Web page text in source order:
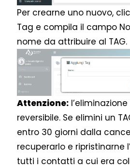
Per crearne uno nuovo,
Tag e compila il campo
nome da attribuire al TAG.
Attenzione:
reversibile. Se elimini un
entro 30 giorni dalla
recuperarlo e ripristinarne
tutti i contatti a cui era